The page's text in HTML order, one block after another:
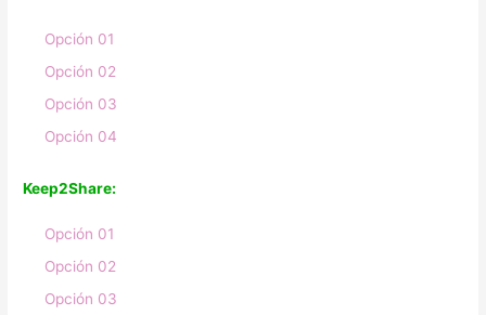
Opción 01
Opción 02
Opción 03
Opción 04
Keep2Share:
Opción 01
Opción 02
Opción 03